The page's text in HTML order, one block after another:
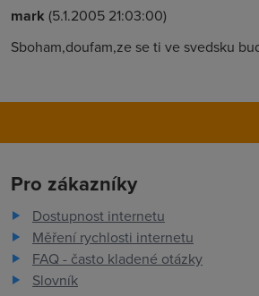
mark (5.1.2005 21:03:00)
Sboham,doufam,ze se ti ve svedsku
Pro zákazníky
Dostupnost internetu
Měření rychlosti internetu
FAQ - často kladené otázky
Slovník